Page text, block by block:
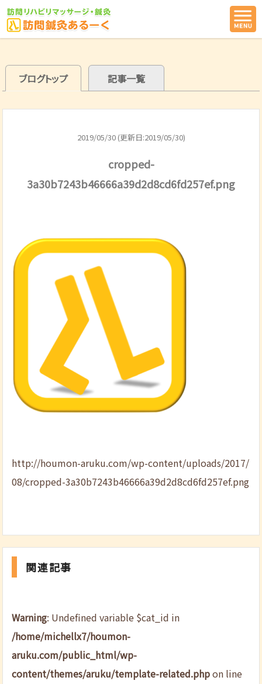
ブログトップ 記事一覧
2019/05/30 (更新日:2019/05/30)
cropped-
3a30b7243b46666a39d2d8cd6fd257ef.png
http://houmon-aruku.com/wp-content/uploads/2017/
08/cropped-3a30b7243b46666a39d2d8cd6fd257ef.png
関連記事
Warning: Undefined variable $cat_id in
/home/michellx7/houmon-
aruku.com/public_html/wp-
content/themes/aruku/template-related.phpon line